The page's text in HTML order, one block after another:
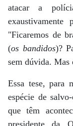
atacar a
exaustivamente
"Ficaremos de
(os bandidos)?
sem dúvida. Mas
Essa tese, para
espécie de
que têm
presidente da